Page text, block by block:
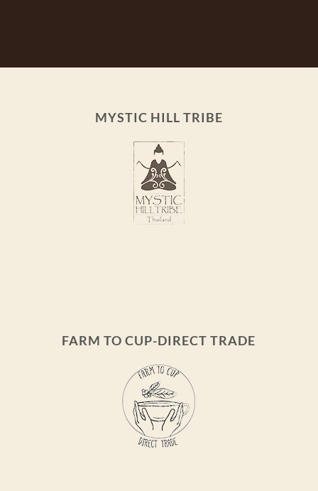
MYSTIC HILL TRIBE
FARM TO CUP-DIRECT TRADE